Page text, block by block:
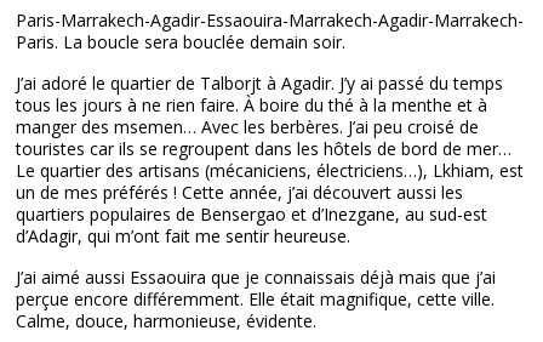
Paris-Marrakech-Agadir-Essaouira-Marrakech-Agadir-Marrakech-
Paris. La boucle sera bouclée demain soir.
J’ai adoré le quartier de Talborjt à Agadir. J’y ai passé du temps
tous les jours à ne rien faire. À boire du thé à la menthe et à
manger des msemen… Avec les berbères. J’ai peu croisé de
touristes car ils se regroupent dans les hôtels de bord de mer…
Le quartier des artisans (mécaniciens, électriciens…), Lkhiam, est
un de mes préférés ! Cette année, j’ai découvert aussi les
quartiers populaires de Bensergao et d’Inezgane, au sud-est
d’Adagir, qui m’ont fait me sentir heureuse.
J’ai aimé aussi Essaouira que je connaissais déjà mais que j’ai
perçue encore différemment. Elle était magnifique, cette ville.
Calme, douce, harmonieuse, évidente.